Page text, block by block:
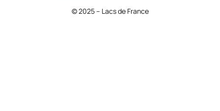
© 2025 – Lacs de France